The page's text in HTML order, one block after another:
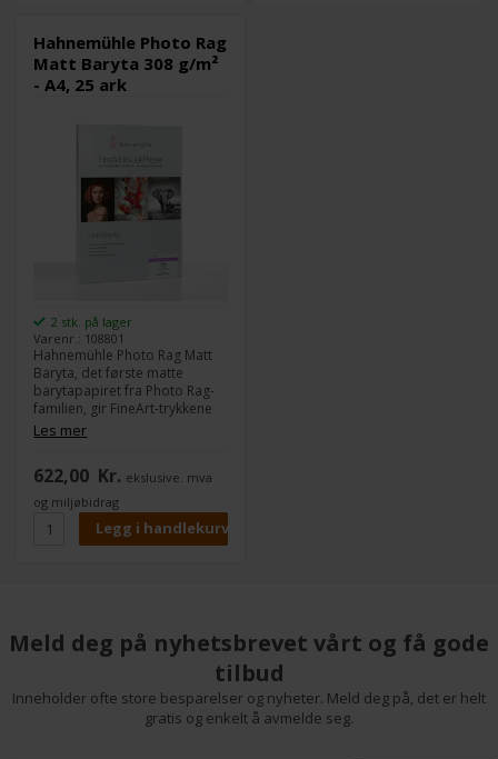
imponerende gjengivelse av
livlige farger, detaljer og dype
svarte farger.
Hahnemühle Photo Rag
Matt Baryta 308 g/m²
- A4, 25 ark
2 stk. på lager
Varenr.: 108801
Hahnemühle Photo Rag Matt
Baryta, det første matte
barytapapiret fra Photo Rag-
familien, gir FineArt-trykkene
en helt unik karakter og
kunstnerisk tone.
inneholder ingen optiske
blekemidler og har en veldig
fin, diskret overflate.
Kombinert med det matte
førsteklasses blekkbelegget
svarte farger.
Les mer
622,00 Kr. ekslusive. mva
og miljøbidrag
Meld deg på nyhetsbrevet vårt og få gode
tilbud
Inneholder ofte store besparelser og nyheter. Meld deg på, det er helt
gratis og enkelt å avmelde seg.